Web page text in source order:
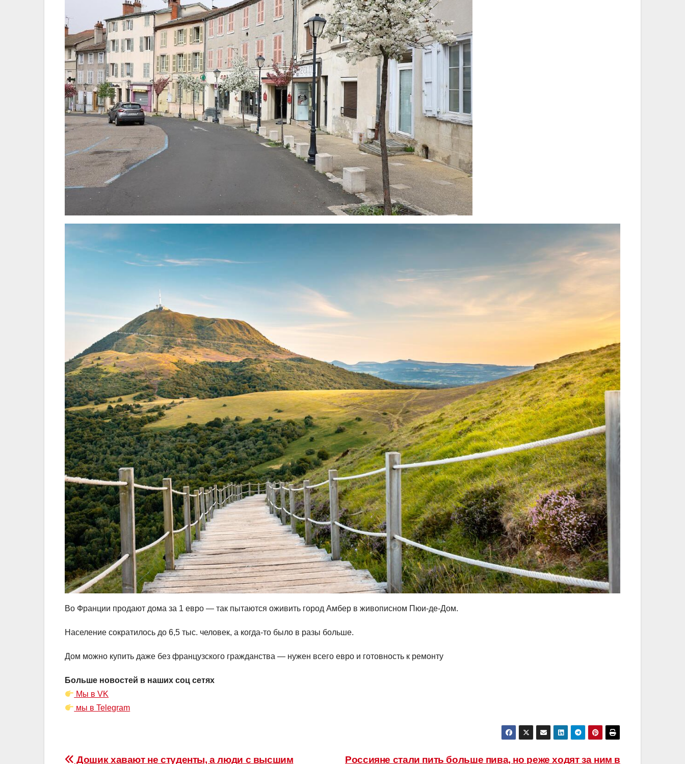
Во Франции продают дома за 1 евро — так пытаются оживить город Амбер в живописном Пюи-де-Дом.
Население сократилось до 6,5 тыс. человек, а когда-то было в разы больше.
Дом можно купить даже без французского гражданства — нужен всего евро и готовность к ремонту
Больше новостей в наших соц сетях
Мы в VK
мы в Telegram
Россияне стали пить больше пива, но реже ходят за ним в
Дошик хавают не студенты, а люди с высшим